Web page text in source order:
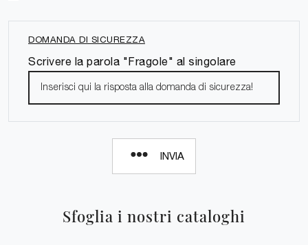
Sfoglia i nostri cataloghi
DOMANDA DI SICUREZZA
Scrivere la parola "Fragole" al singolare
INVIA